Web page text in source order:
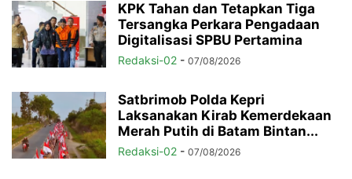
KPK Tahan dan Tetapkan Tiga
Tersangka Perkara Pengadaan
Digitalisasi SPBU Pertamina
Redaksi-02 - 07/08/2026
Satbrimob Polda Kepri
Laksanakan Kirab Kemerdekaan
Merah Putih di Batam Bintan...
Redaksi-02 - 07/08/2026